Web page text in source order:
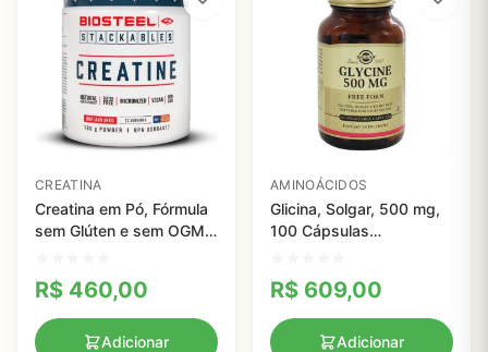
CREATINA
Creatina em Pó, Fórmula
sem Glúten e sem OGM,
R$ 460,00
Adicionar
AMINOÁCIDOS
Glicina, Solgar, 500 mg,
100 Cápsulas
R$ 609,00
Adicionar